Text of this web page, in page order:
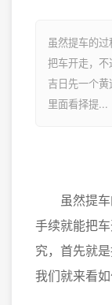
虽然提车的
把车开走，
吉日先一个
里面看择提...
虽然提车
手续就能把
究，首先就
我们就来看